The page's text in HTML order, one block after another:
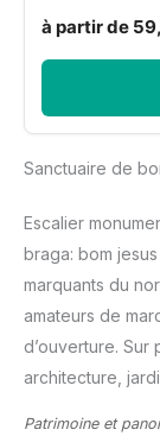
à partir de
Sanctuaire de
Escalier
braga: bom
marquants du
amateurs de
d’ouverture. Sur
architecture,
Patrimoine et